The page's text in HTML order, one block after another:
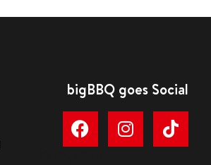
bigBBQ goes Social